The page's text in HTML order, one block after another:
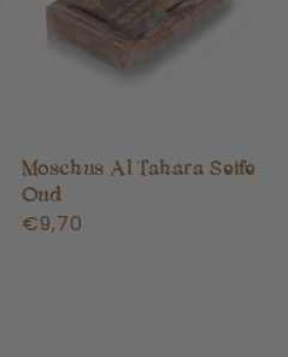
Moschus Al Tahara Seife
Oud
Normaler
€9,70